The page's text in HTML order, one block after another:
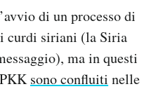
di un processo di
curdi siriani (la Siria
ma in questi
sono confluiti nelle